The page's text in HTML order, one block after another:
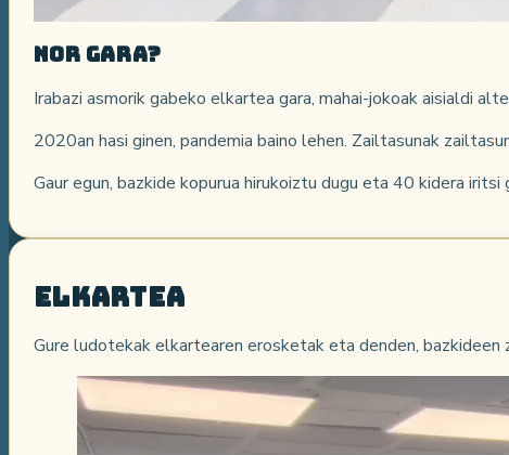
Nor gara?
Irabazi asmorik gabeko elkartea gara, mahai-jokoak aisialdi
2020an hasi ginen, pandemia baino lehen. Zailtasunak
Gaur egun, bazkide kopurua hirukoiztu dugu eta 40 kidera iritsi
Elkartea
Gure ludotekak elkartearen erosketak eta denden, bazkideen